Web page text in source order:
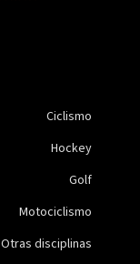
Ciclismo
Hockey
Golf
Motociclismo
Otras disciplinas